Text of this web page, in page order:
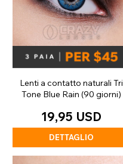
Lenti a contatto naturali Tri
Tone Blue Rain (90 giorni)
19,95 USD
DETTAGLIO